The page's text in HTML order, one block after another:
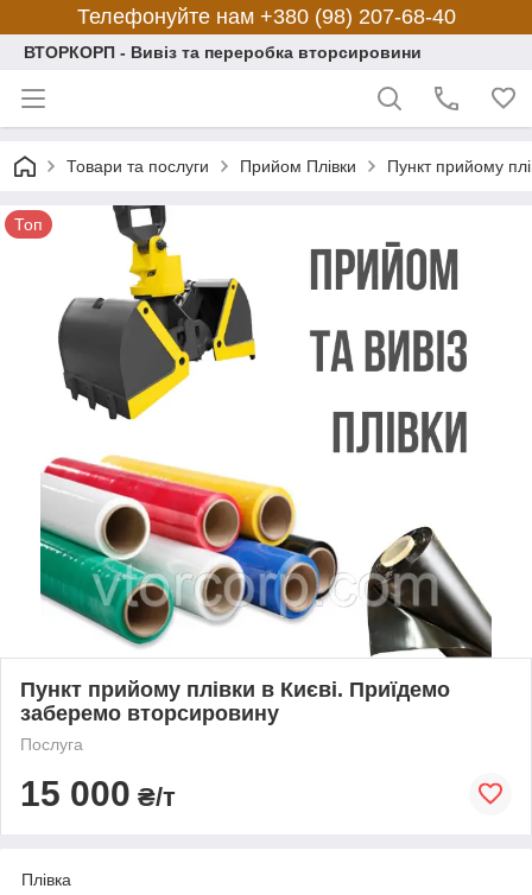
Телефонуйте нам +380 (98) 207-68-40
ВТОРКОРП - Вивіз та переробка вторсировини
Товари та послуги Прийом Плівки Пункт прийому
Топ
Пункт прийому плівки в Києві. Приїдемо
заберемо вторсировину
Послуга
15 000 ₴/т
Плівка